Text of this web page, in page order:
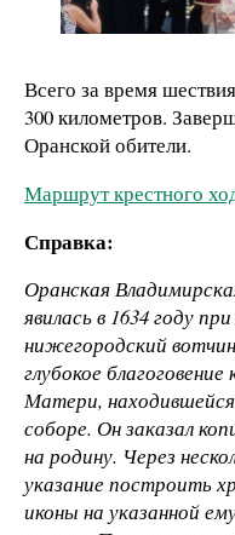
Всего за время
300 километров.
Оранской обители.
Маршрут крестного
Справка:
Оранская
явилась в 1634 году
нижегородский
глубокое
Матери,
соборе. Он заказал
на родину. Через
указание построить
иконы на указанной